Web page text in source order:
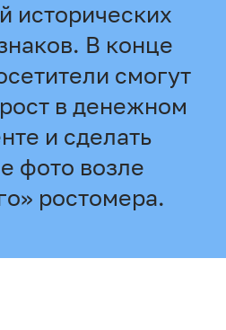
исторических
В конце
смогут
в денежном
и сделать
фото возле
ростомера.